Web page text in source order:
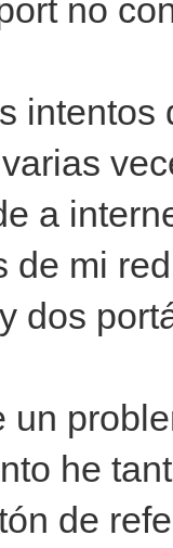
no
a
de mi
dos
un
he
de